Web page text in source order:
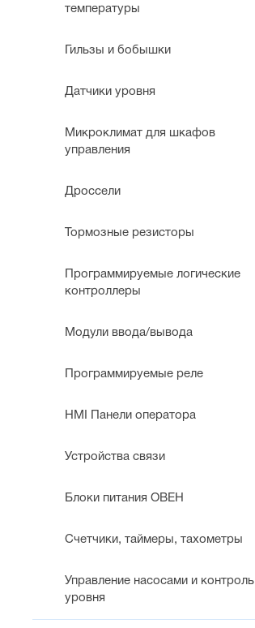
температуры
Гильзы и бобышки
Датчики уровня
Микроклимат для шкафов
управления
Дроссели
Тормозные резисторы
Программируемые логические
контроллеры
Модули ввода/вывода
Программируемые реле
HMI Панели оператора
Устройства связи
Блоки питания ОВЕН
Счетчики, таймеры, тахометры
Управление насосами и контроль
уровня